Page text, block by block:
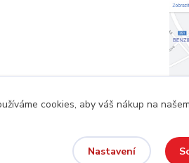
cookies, aby váš nákup na
Nastavení